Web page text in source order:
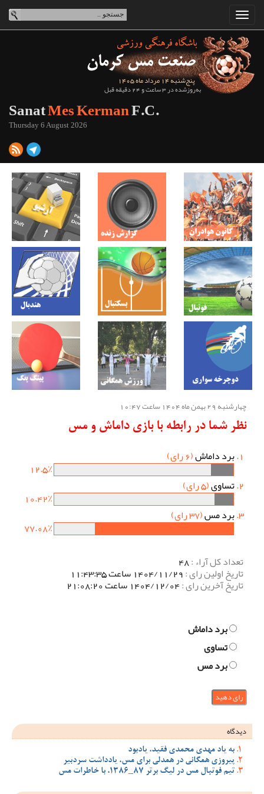
پنج‌شنبه 14 مرداد ماه 1405
به‌روزشده در 3 ساعت و 24 دقیقه قبل
SanatMes KermanF.C.
Thursday 6 August 2026
چهارشنبه 29 بهمن ماه 1404 ساعت 10:47
نظر شما در رابطه با بازی داماش و مس
برد داماش(6 رای)
12.5٪
تساوی(5 رای)
10.42٪
برد مس(37 رای)
77.08٪
تعداد کل آراء :48
تاریخ اولین رای :1404/11/29 ساعت 11:43:35
تاریخ آخرین رای :1404/12/04 ساعت 21:08:20
برد داماش
تساوی
برد مس
دیدگاه
به یاد مهدی محمدی فقید، یادبود
پیروزی همگانی در همدلی برای مس، یادداشت سردبیر
تیم فوتبال مس در لیگ برتر 87_1386، با خاطرات مس